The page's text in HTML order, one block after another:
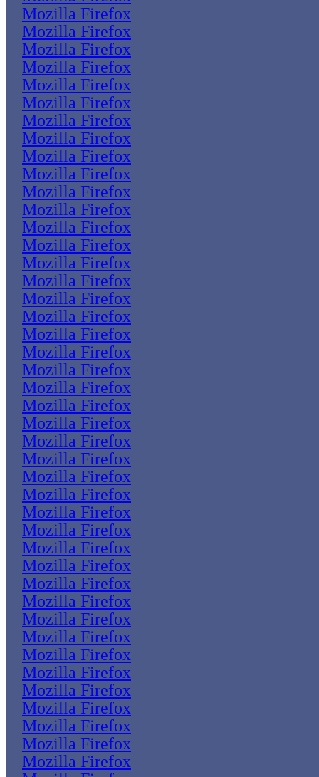
Mozilla Firefox
Mozilla Firefox
Mozilla Firefox
Mozilla Firefox
Mozilla Firefox
Mozilla Firefox
Mozilla Firefox
Mozilla Firefox
Mozilla Firefox
Mozilla Firefox
Mozilla Firefox
Mozilla Firefox
Mozilla Firefox
Mozilla Firefox
Mozilla Firefox
Mozilla Firefox
Mozilla Firefox
Mozilla Firefox
Mozilla Firefox
Mozilla Firefox
Mozilla Firefox
Mozilla Firefox
Mozilla Firefox
Mozilla Firefox
Mozilla Firefox
Mozilla Firefox
Mozilla Firefox
Mozilla Firefox
Mozilla Firefox
Mozilla Firefox
Mozilla Firefox
Mozilla Firefox
Mozilla Firefox
Mozilla Firefox
Mozilla Firefox
Mozilla Firefox
Mozilla Firefox
Mozilla Firefox
Mozilla Firefox
Mozilla Firefox
Mozilla Firefox
Mozilla Firefox
Mozilla Firefox